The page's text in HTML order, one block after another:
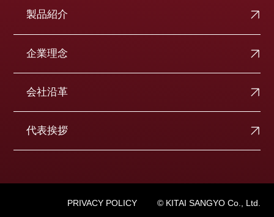
製品紹介
企業理念
会社沿革
代表挨拶
PRIVACY POLICY © KITAI SANGYO Co., Ltd.